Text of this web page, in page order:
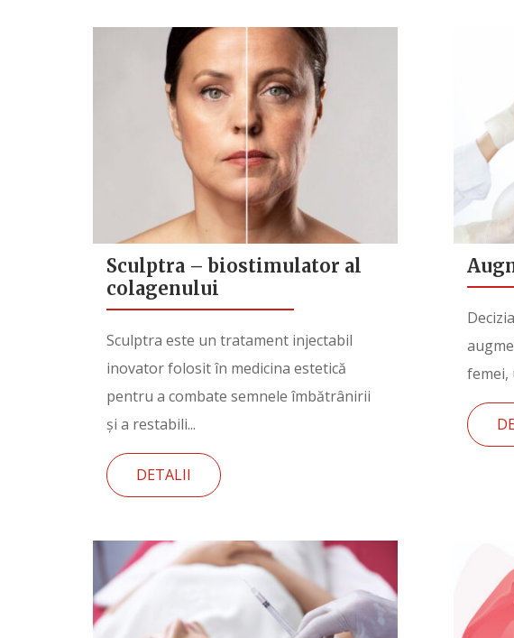
Sculptra – biostimulator al
colagenului
Sculptra este un tratament injectabil
inovator folosit în medicina estetică
pentru a combate semnele îmbătrânirii
și a restabili...
DETALII
femei,